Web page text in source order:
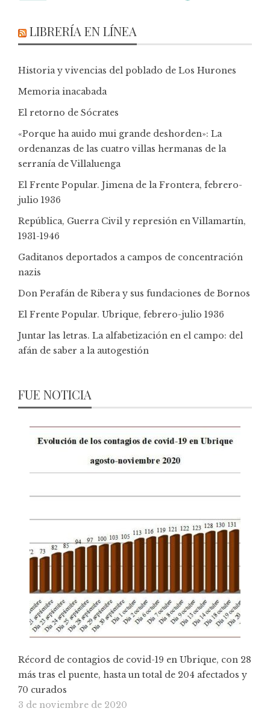
LIBRERÍA EN LÍNEA
Historia y vivencias del poblado de Los Hurones
Memoria inacabada
El retorno de Sócrates
«Porque ha auido mui grande deshorden»: La
ordenanzas de las cuatro villas hermanas de la
serranía de Villaluenga
El Frente Popular. Jimena de la Frontera, febrero-
julio 1936
República, Guerra Civil y represión en Villamartín,
1931-1946
Gaditanos deportados a campos de concentración
nazis
Don Perafán de Ribera y sus fundaciones de Bornos
El Frente Popular. Ubrique, febrero-julio 1936
Juntar las letras. La alfabetización en el campo: del
afán de saber a la autogestión
FUE NOTICIA
Récord de contagios de covid-19 en Ubrique, con 28
más tras el puente, hasta un total de 204 afectados y
70 curados
3 de noviembre de 2020